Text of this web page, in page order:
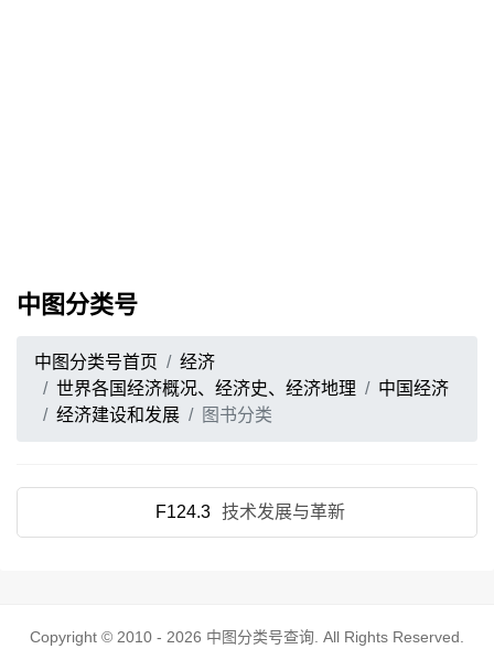
中图分类号
中图分类号首页
经济
世界各国经济概况、经济史、经济地理
中国经济
经济建设和发展
图书分类
F124.3 技术发展与革新
Copyright © 2010 - 2026 中图分类号查询 . All Rights Reserved.